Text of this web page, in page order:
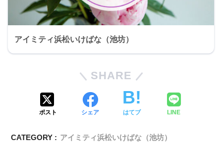
アイミティ浜松いけばな（池坊）
SHARE
ポスト シェア はてブ LINE
CATEGORY : アイミティ浜松いけばな（池坊）